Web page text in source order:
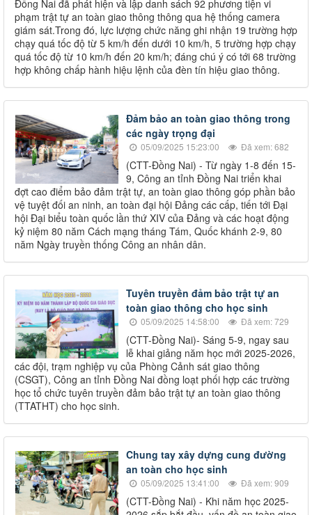
Đồng Nai đã phát hiện và lập danh sách 92 phương tiện vi
phạm trật tự an toàn giao thông thông qua hệ thống camera
giám sát.Trong đó, lực lượng chức năng ghi nhận 19 trường hợp
chạy quá tốc độ từ 5 km/h đến dưới 10 km/h, 5 trường hợp chạy
quá tốc độ từ 10 km/h đến 20 km/h; đáng chú ý có tới 68 trường
hợp không chấp hành hiệu lệnh của đèn tín hiệu giao thông.
Đảm bảo an toàn giao thông trong
các ngày trọng đại
05/09/2025 15:23:00 Đã xem: 682
(CTT-Đồng Nai) - Từ ngày 1-8 đến 15-
9, Công an tỉnh Đồng Nai triển khai
đợt cao điểm bảo đảm trật tự, an toàn giao thông góp phần bảo
vệ tuyệt đối an ninh, an toàn đại hội Đảng các cấp, tiến tới Đại
hội Đại biểu toàn quốc lần thứ XIV của Đảng và các hoạt động
kỷ niệm 80 năm Cách mạng tháng Tám, Quốc khánh 2-9, 80
năm Ngày truyền thống Công an nhân dân.
Tuyên truyền đảm bảo trật tự an
toàn giao thông cho học sinh
05/09/2025 14:58:00 Đã xem: 729
(CTT-Đồng Nai)- Sáng 5-9, ngay sau
lễ khai giảng năm học mới 2025-2026,
các đội, trạm nghiệp vụ của Phòng Cảnh sát giao thông
(CSGT), Công an tỉnh Đồng Nai đồng loạt phối hợp các trường
học tổ chức tuyên truyền đảm bảo trật tự an toàn giao thông
(TTATHT) cho học sinh.
Chung tay xây dựng cung đường
an toàn cho học sinh
05/09/2025 13:41:00 Đã xem: 909
(CTT-Đồng Nai) - Khi năm học 2025-